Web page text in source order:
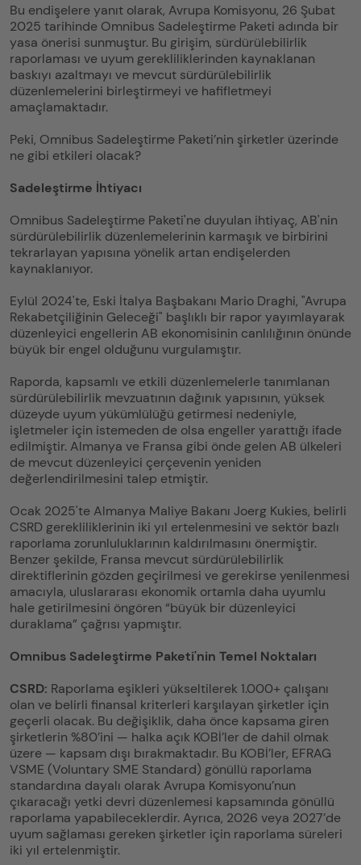
Bu endişelere yanıt olarak, Avrupa Komisyonu, 26 Şubat
2025 tarihinde Omnibus Sadeleştirme Paketi adında bir
yasa önerisi sunmuştur. Bu girişim, sürdürülebilirlik
raporlaması ve uyum gerekliliklerinden kaynaklanan
baskıyı azaltmayı ve mevcut sürdürülebilirlik
düzenlemelerini birleştirmeyi ve hafifletmeyi
amaçlamaktadır.
Peki, Omnibus Sadeleştirme Paketi’nin şirketler üzerinde
ne gibi etkileri olacak?
Sadeleştirme İhtiyacı
Omnibus Sadeleştirme Paketi'ne duyulan ihtiyaç, AB'nin
sürdürülebilirlik düzenlemelerinin karmaşık ve birbirini
tekrarlayan yapısına yönelik artan endişelerden
kaynaklanıyor.
Eylül 2024'te, Eski İtalya Başbakanı Mario Draghi, "Avrupa
Rekabetçiliğinin Geleceği" başlıklı bir rapor yayımlayarak
düzenleyici engellerin AB ekonomisinin canlılığının önünde
büyük bir engel olduğunu vurgulamıştır.
Raporda, kapsamlı ve etkili düzenlemelerle tanımlanan
sürdürülebilirlik mevzuatının dağınık yapısının, yüksek
düzeyde uyum yükümlülüğü getirmesi nedeniyle,
işletmeler için istemeden de olsa engeller yarattığı ifade
edilmiştir. Almanya ve Fransa gibi önde gelen AB ülkeleri
de mevcut düzenleyici çerçevenin yeniden
değerlendirilmesini talep etmiştir.
Ocak 2025'te Almanya Maliye Bakanı Joerg Kukies, belirli
CSRD gerekliliklerinin iki yıl ertelenmesini ve sektör bazlı
raporlama zorunluluklarının kaldırılmasını önermiştir.
Benzer şekilde, Fransa mevcut sürdürülebilirlik
direktiflerinin gözden geçirilmesi ve gerekirse yenilenmesi
amacıyla, uluslararası ekonomik ortamla daha uyumlu
hale getirilmesini öngören “büyük bir düzenleyici
duraklama” çağrısı yapmıştır.
Omnibus Sadeleştirme Paketi'nin Temel Noktaları
CSRD: Raporlama eşikleri yükseltilerek 1.000+ çalışanı
olan ve belirli finansal kriterleri karşılayan şirketler için
geçerli olacak. Bu değişiklik, daha önce kapsama giren
şirketlerin %80’ini — halka açık KOBİ’ler de dahil olmak
üzere — kapsam dışı bırakmaktadır. Bu KOBİ’ler, EFRAG
VSME (Voluntary SME Standard) gönüllü raporlama
standardına dayalı olarak Avrupa Komisyonu’nun
çıkaracağı yetki devri düzenlemesi kapsamında gönüllü
raporlama yapabileceklerdir. Ayrıca, 2026 veya 2027’de
uyum sağlaması gereken şirketler için raporlama süreleri
iki yıl ertelenmiştir.